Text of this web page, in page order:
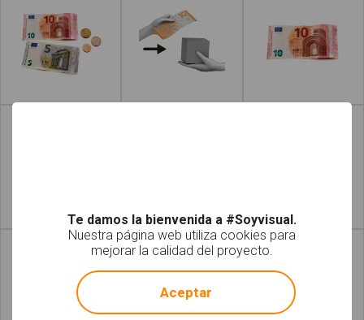
Leer más Leer más
Leer más Leer más
Te damos la bienvenida a #Soyvisual.
Nuestra página web utiliza cookies para
mejorar la calidad del proyecto.
! Not valid!
Aceptar